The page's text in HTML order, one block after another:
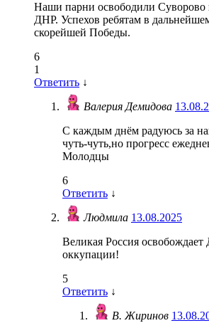
Наши парни освободили Суворово
ДНР. Успехов ребятам в
скорейшей Победы.
6
1
Ответить ↓
Валерия Демидова
С каждым днём радуюсь за
чуть-чуть,но прогресс
Молодцы
6
Ответить ↓
Людмила 13.08.2025
Великая Россия освобождает
оккупации!
5
Ответить ↓
В. Жиринов